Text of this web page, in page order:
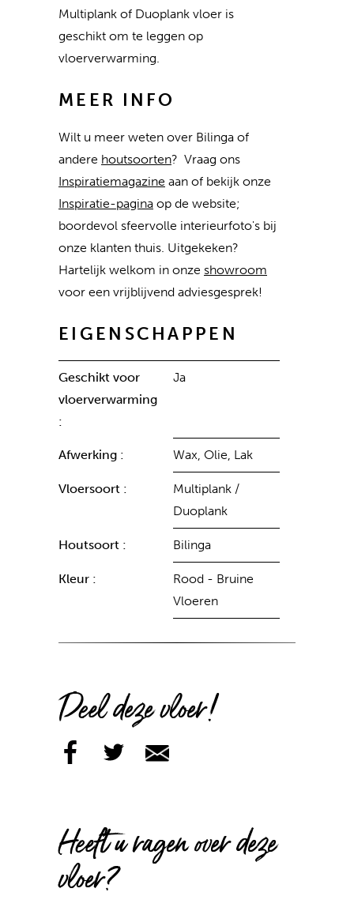
Multiplank of Duoplank vloer is
geschikt om te leggen op
vloerverwarming.
MEER INFO
Wilt u meer weten over Bilinga of
andere houtsoorten? Vraag ons
Inspiratiemagazine aan of bekijk onze
Inspiratie-pagina op de website;
boordevol sfeervolle interieurfoto's bij
onze klanten thuis. Uitgekeken?
Hartelijk welkom in onze showroom
voor een vrijblijvend adviesgesprek!
EIGENSCHAPPEN
Geschikt voor
vloerverwarming
:
Ja
Afwerking : Wax, Olie, Lak
Vloersoort :
Multiplank /
Duoplank
Houtsoort : Bilinga
Kleur :
Rood - Bruine
Vloeren
Deel deze vloer!
Heeft u ragen over deze
vloer?